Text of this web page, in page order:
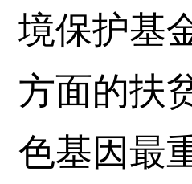
境保护基
方面的扶
色基因最